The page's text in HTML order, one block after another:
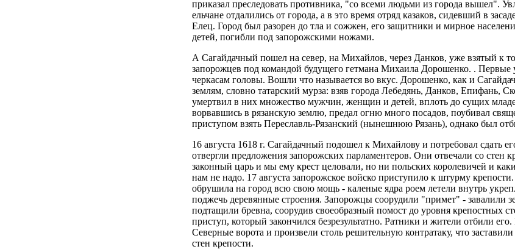
приказал преследовать противника, "со всеми людьми из города вышел".
ельчане отдалились от города, а в это время отряд казаков, сидевший в
Елец. Город был разорен до тла и сожжен, его защитники и мирное
детей, погибли под запорожскими ножами.
А Сагайдачный пошел на север, на Михайлов, через Данков, уже взятый к
запорожцев под командой будущего гетмана Михаила Дорошенко. . Первые
черкасам головы. Вошли что называется во вкус. Дорошенко, как и
землям, словно татарский мурза: взяв города Лебедянь, Данков, Епифань,
умертвил в них множество мужчин, женщин и детей, вплоть до сущих
ворвавшись в рязанскую землю, предал огню много посадов, поубивал
приступом взять Переславль-Рязанский (нынешнюю Рязань), однако был
16 августа 1618 г. Сагайдачный подошел к Михайлову и потребовал сдать
отвергли предложения запорожских парламентеров. Они отвечали со стен
законный царь и мы ему крест целовали, но ни польских королевичей и
нам не надо. 17 августа запорожское войско приступило к штурму
обрушила на город всю свою мощь - каленые ядра роем летели внутрь
поджечь деревянные строения. Запорожцы соорудили "примет" - завалили
подтащили бревна, соорудив своеобразный помост до уровня крепостных
приступ, который закончился безрезультатно. Ратники и жители отбили
Северные ворота и произвели столь решительную контратаку, что
стен крепости.